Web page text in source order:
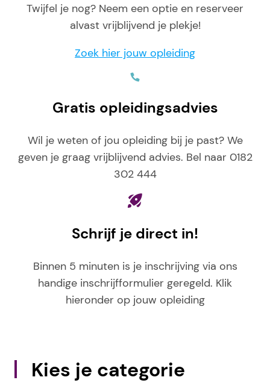
Twijfel je nog? Neem een optie en reserveer
alvast vrijblijvend je plekje!
Zoek hier jouw opleiding
Gratis opleidingsadvies
Wil je weten of jou opleiding bij je past? We
geven je graag vrijblijvend advies. Bel naar 0182
302 444
Schrijf je direct in!
Binnen 5 minuten is je inschrijving via ons
handige inschrijfformulier geregeld. Klik
hieronder op jouw opleiding
Kies je categorie